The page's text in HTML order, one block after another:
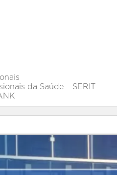
da Saúde – SERIT